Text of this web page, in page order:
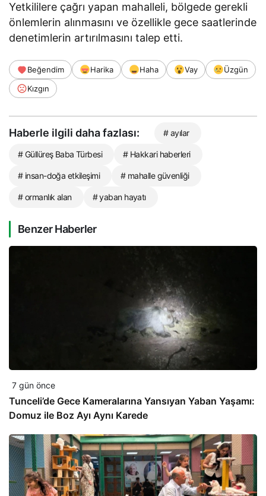
Yetkililere çağrı yapan mahalleli, bölgede gerekli
önlemlerin alınmasını ve özellikle gece saatlerinde
denetimlerin artırılmasını talep etti.
Beğendim Harika Haha Vay
Üzgün
Kızgın
Haberle ilgili daha fazlası: # ayılar
# Güllüreş Baba Türbesi # Hakkari haberleri
# insan-doğa etkileşimi # mahalle güvenliği
# ormanlık alan # yaban hayatı
Benzer Haberler
7 gün önce
Tunceli’de Gece Kameralarına Yansıyan Yaban Yaşamı:
Domuz ile Boz Ayı Aynı Karede